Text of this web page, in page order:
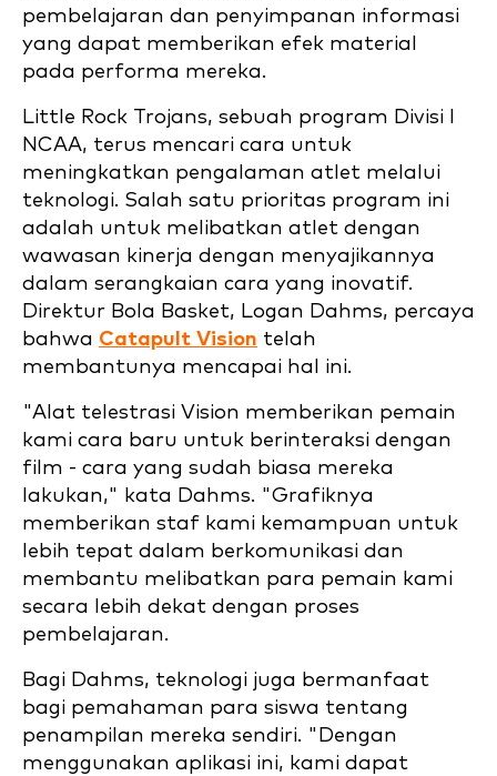
pembelajaran dan penyimpanan informasi
yang dapat memberikan efek material
pada performa mereka.
Little Rock Trojans, sebuah program Divisi I
NCAA, terus mencari cara untuk
meningkatkan pengalaman atlet melalui
teknologi. Salah satu prioritas program ini
adalah untuk melibatkan atlet dengan
wawasan kinerja dengan menyajikannya
dalam serangkaian cara yang inovatif.
Direktur Bola Basket, Logan Dahms, percaya
bahwa Catapult Vision telah
membantunya mencapai hal ini.
"Alat telestrasi Vision memberikan pemain
kami cara baru untuk berinteraksi dengan
film - cara yang sudah biasa mereka
lakukan," kata Dahms. "Grafiknya
memberikan staf kami kemampuan untuk
lebih tepat dalam berkomunikasi dan
membantu melibatkan para pemain kami
secara lebih dekat dengan proses
pembelajaran.
Bagi Dahms, teknologi juga bermanfaat
bagi pemahaman para siswa tentang
penampilan mereka sendiri. "Dengan
menggunakan aplikasi ini, kami dapat